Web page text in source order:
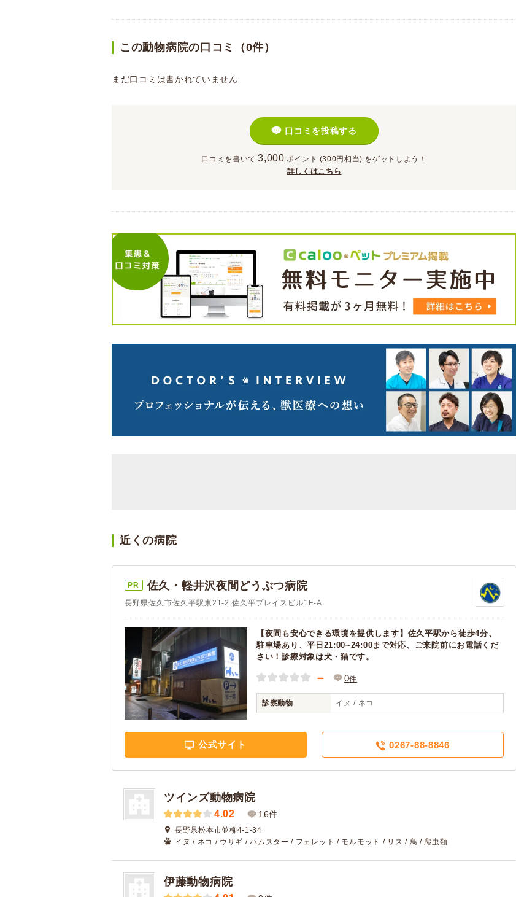
この動物病院の口コミ（0件）
まだ口コミは書かれていません
口コミを投稿する
口コミを書いて 3,000 ポイント (300円相当) をゲットしよう！
詳しくはこちら
近くの病院
PR 佐久・軽井沢夜間どうぶつ病院
長野県佐久市佐久平駅東21-2 佐久平プレイスビル1F-A
【夜間も安心できる環境を提供します】佐久平駅から徒歩4分、
駐車場あり、平日21:00~24:00まで対応、ご来院前にお電話くだ
さい！診療対象は犬・猫です。
－ 0件
診察動物 イヌ / ネコ
公式サイト 0267-88-8846
ツインズ動物病院
4.02 16件
長野県松本市並柳4-1-34
イヌ / ネコ / ウサギ / ハムスター / フェレット / モルモット / リス / 鳥 / 爬虫類
伊藤動物病院